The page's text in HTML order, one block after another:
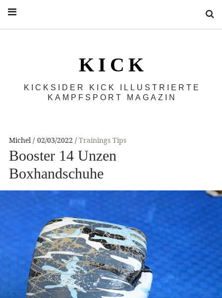
K I C K
KICKSIDER KICK ILLUSTRIERTE
KAMPFSPORT MAGAZIN
Michel 02/03/2022 Trainings Tips
Booster 14 Unzen
Boxhandschuhe